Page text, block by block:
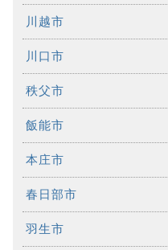
川越市
川口市
秩父市
飯能市
本庄市
春日部市
羽生市